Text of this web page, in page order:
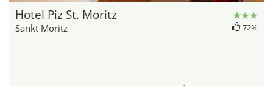
Hotel Piz St. Moritz
Sankt Moritz 72%